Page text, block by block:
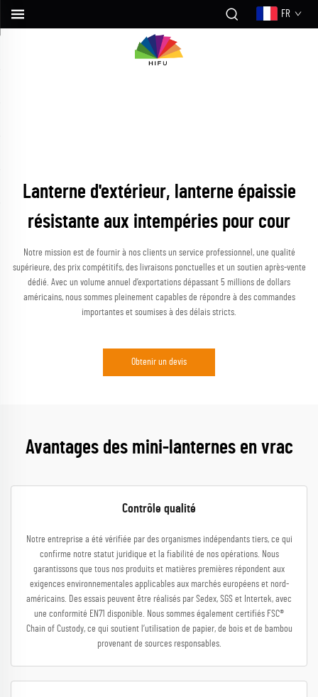
FR
Lanterne d'extérieur, lanterne épaissie
résistante aux intempéries pour cour
Notre mission est de fournir à nos clients un service professionnel, une qualité
supérieure, des prix compétitifs, des livraisons ponctuelles et un soutien après-vente
dédié. Avec un volume annuel d’exportations dépassant 5 millions de dollars
américains, nous sommes pleinement capables de répondre à des commandes
importantes et soumises à des délais stricts.
Obtenir un devis
Avantages des mini-lanternes en vrac
Contrôle qualité
Notre entreprise a été vérifiée par des organismes indépendants tiers, ce qui
confirme notre statut juridique et la fiabilité de nos opérations. Nous
garantissons que tous nos produits et matières premières répondent aux
exigences environnementales applicables aux marchés européens et nord-
américains. Des essais peuvent être réalisés par Sedex, SGS et Intertek, avec
une conformité EN71 disponible. Nous sommes également certifiés FSC®
Chain of Custody, ce qui soutient l’utilisation de papier, de bois et de bambou
provenant de sources responsables.